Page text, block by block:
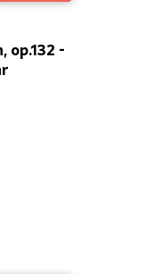
op.132 -